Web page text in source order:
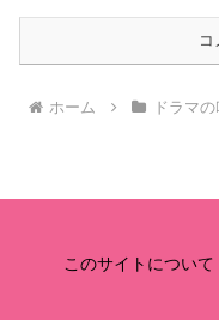
コ
ホーム ドラマ
このサイトについて